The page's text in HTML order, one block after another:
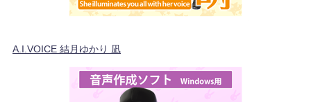
A.I.VOICE 結月ゆかり 凪